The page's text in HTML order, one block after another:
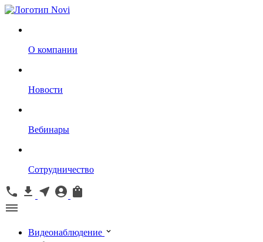
О компании
Новости
Вебинары
Сотрудничество
Видеонаблюдение